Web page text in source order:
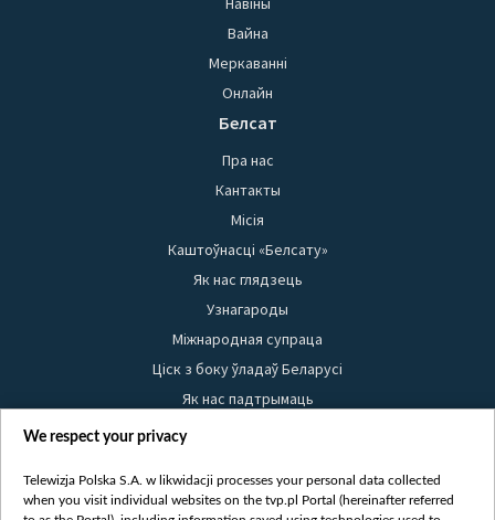
Вайна
Меркаванні
Онлайн
Белсат
Пра нас
Кантакты
Місія
Каштоўнасці «Белсату»
Як нас глядзець
Узнагароды
Міжнародная супраца
Ціск з боку ўладаў Беларусі
Як нас падтрымаць
Правілы выкарыстання матэрыялаў
Бяспека
We respect your privacy
Telewizja Polska S.A. w likwidacji processes your personal data collected
when you visit individual websites on the tvp.pl Portal (hereinafter referred